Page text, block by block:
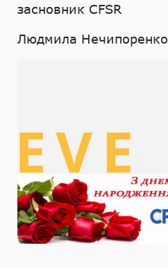
засновник CFSR
Людмила Нечипоренко